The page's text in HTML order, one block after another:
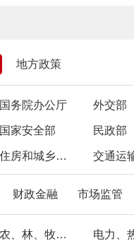
地方政策
国务院办公厅 外交部
国家安全部 民政部
住房和城乡建设部 交通运
财政金融 市场监管
农、林、牧、渔业